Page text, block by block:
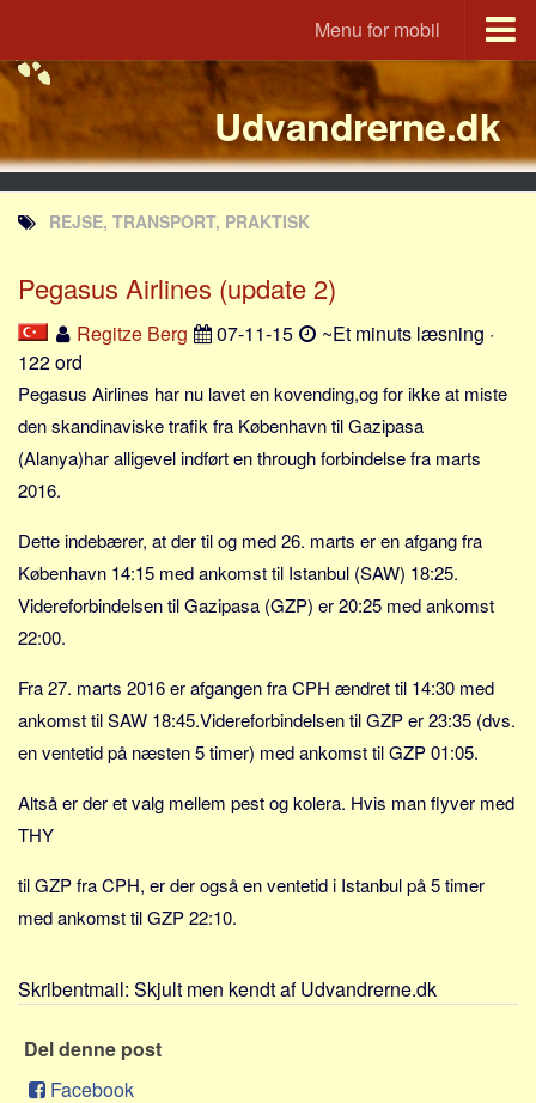
Menu for mobil
Portal
Udvandrerne.dk
Utvandrerne.no
Utvandrarna.se
Tyskland.dk
England.dk
Rusland.dk
JLKM.dk
Lande
Tyrkiet
Spanien
Sverige
Norge
Thailand
Grækenland
USA
Nøgleord
Job
Virksomhed
Pension og opsparing
Forbrug
Social sikring og sundhed
Udvandrerne.dk
REJSE, TRANSPORT, PRAKTISK
Pegasus Airlines (update 2)
Regitze Berg 07-11-15
~Et minuts læsning ·
122 ord
Pegasus Airlines har nu lavet en kovending,og for ikke at miste
den skandinaviske trafik fra København til Gazipasa
(Alanya)har alligevel indført en through forbindelse fra marts
2016.
Dette indebærer, at der til og med 26. marts er en afgang fra
København 14:15 med ankomst til Istanbul (SAW) 18:25.
Videreforbindelsen til Gazipasa (GZP) er 20:25 med ankomst
22:00.
Fra 27. marts 2016 er afgangen fra CPH ændret til 14:30 med
ankomst til SAW 18:45.Videreforbindelsen til GZP er 23:35 (dvs.
en ventetid på næsten 5 timer) med ankomst til GZP 01:05.
Altså er der et valg mellem pest og kolera. Hvis man flyver med
THY
til GZP fra CPH, er der også en ventetid i Istanbul på 5 timer
med ankomst til GZP 22:10.
Skribentmail: Skjult men kendt af Udvandrerne.dk
Del denne post
Facebook